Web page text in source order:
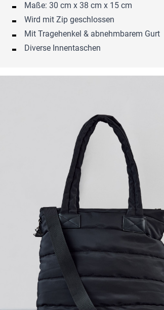
Maße: 30 cm x 38 cm x 15 cm
Wird mit Zip geschlossen
Mit Tragehenkel & abnehmbarem Gurt
Diverse Innentaschen